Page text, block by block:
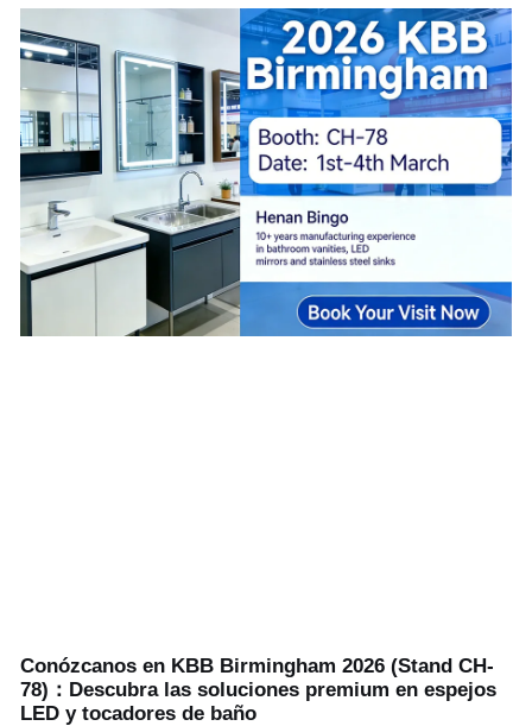
Conózcanos en KBB Birmingham 2026 (Stand CH-
78)：Descubra las soluciones premium en espejos
LED y tocadores de baño